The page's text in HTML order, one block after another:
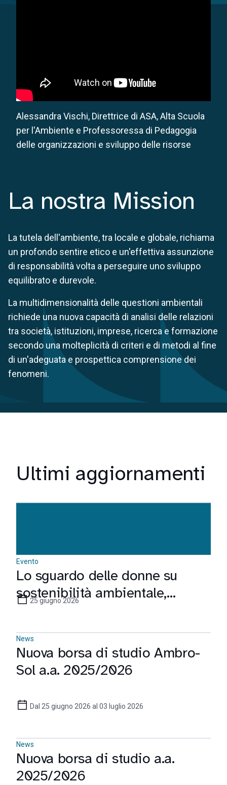
Alessandra Vischi, Direttrice di ASA, Alta Scuola
per l'Ambiente e Professoressa di Pedagogia
delle organizzazioni e sviluppo delle risorse
La nostra Mission
La tutela dell'ambiente, tra locale e globale, richiama
un profondo sentire etico e un'effettiva assunzione
di responsabilità volta a perseguire uno sviluppo
equilibrato e durevole.
La multidimensionalità delle questioni ambientali
richiede una nuova capacità di analisi delle relazioni
tra società, istituzioni, imprese, ricerca e formazione
secondo una molteplicità di criteri e di metodi al fine
di un'adeguata e prospettica comprensione dei
fenomeni.
Ultimi aggiornamenti
Evento
Lo sguardo delle donne su
sostenibilità ambientale,
sociale e di governance
25 giugno 2026
News
Nuova borsa di studio Ambro-
Sol a.a. 2025/2026
Dal 25 giugno 2026 al 03 luglio 2026
News
Nuova borsa di studio a.a.
2025/2026